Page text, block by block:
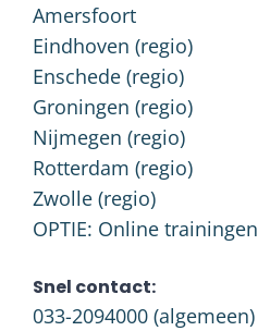
Amersfoort
Eindhoven (regio)
Enschede (regio)
Groningen (regio)
Nijmegen (regio)
Rotterdam (regio)
Zwolle (regio)
OPTIE: Online trainingen
Snel contact:
033-2094000 (algemeen)